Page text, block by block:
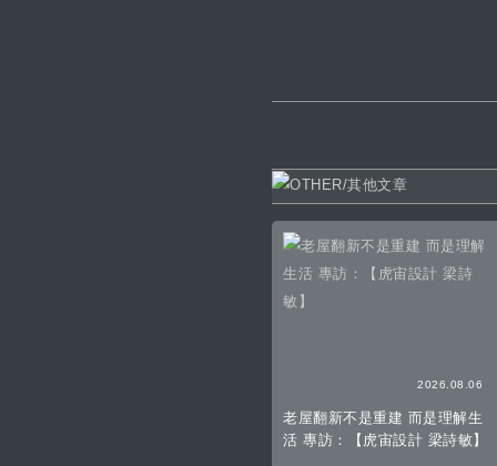
2026.08.06
老屋翻新不是重建 而是理解生
活 專訪：【虎宙設計 梁詩敏】